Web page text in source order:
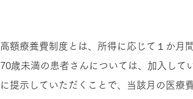
高額療養費制度とは、所得に応じて１か月
70歳未満の患者さんについては、加入して
に提示していただくことで、当該月の医療